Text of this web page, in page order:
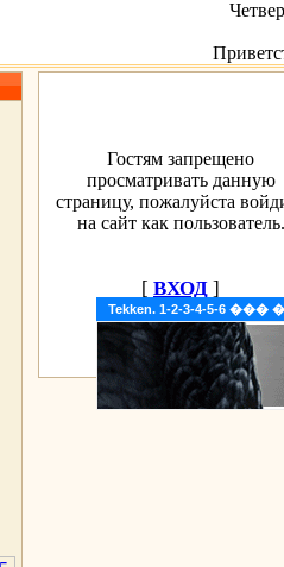
Tekken. 1-2-3-4-5-6
Гостям запрещено
просматривать данную
страницу, пожалуйста
на сайт как пользователь.
[ ВХОД ]